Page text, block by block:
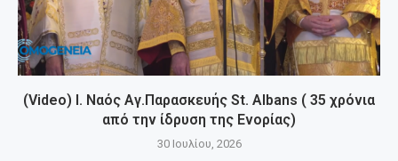
(Video) Ι. Ναός Αγ.Παρασκευής St. Albans ( 35 χρόνια
από την ίδρυση της Ενορίας)
30 Ιουλίου, 2026